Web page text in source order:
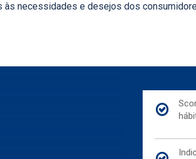
necessidades e desejos dos